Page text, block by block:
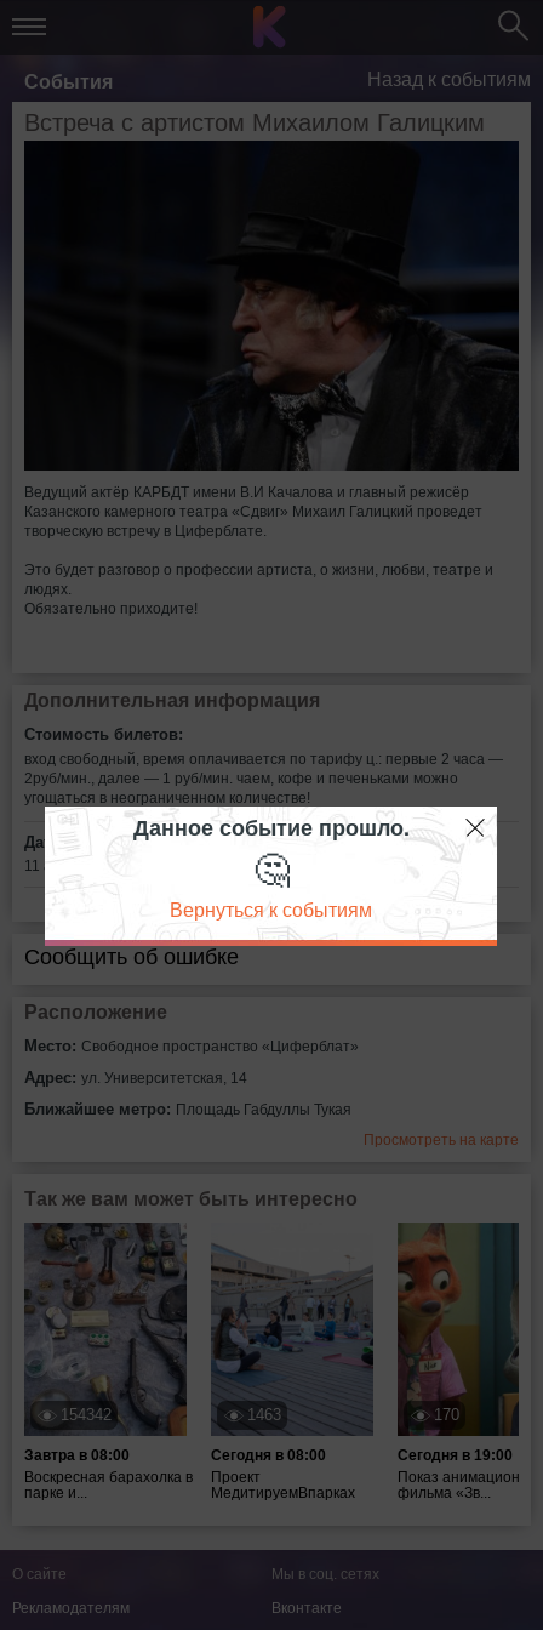
События Назад к событиям
Встреча с артистом Михаилом Галицким
Ведущий актёр КАРБДТ имени В.И Качалова и главный режисёр
Казанского камерного театра «Сдвиг» Михаил Галицкий проведет
творческую встречу в Циферблате.
Это будет разговор о профессии артиста, о жизни, любви, театре и
людях.
Обязательно приходите!
Дополнительная информация
Стоимость билетов:
вход свободный, время оплачивается по тарифу ц.: первые 2 часа —
2руб/мин., далее — 1 руб/мин. чаем, кофе и печеньками можно
угощаться в неограниченном количестве!
Дата:
11 апреля в 18:30
Сообщить об ошибке
Расположение
Место: Свободное пространство «Циферблат»
Адрес: ул. Университетская, 14
Ближайшее метро: Площадь Габдуллы Тукая
Просмотреть на карте
Так же вам может быть интересно
154342
Завтра в 08:00
Воскресная барахолка в
парке и...
1463
Сегодня в 08:00
Проект
МедитируемВпарках
170
Сегодня в 19:00
Показ
фильма «Зв...
Данное событие прошло.
🤔
Вернуться к событиям
О сайте
Рекламодателям
Мы в соц. сетях
Вконтакте